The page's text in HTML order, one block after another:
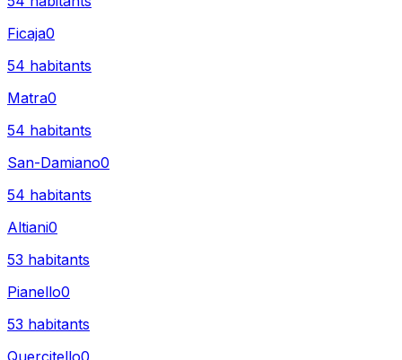
Ficaja0
54 habitants
Matra0
54 habitants
San-Damiano0
54 habitants
Altiani0
53 habitants
Pianello0
53 habitants